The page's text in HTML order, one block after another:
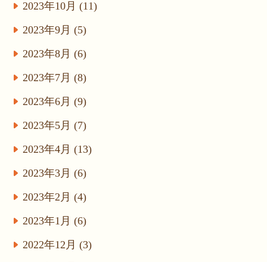
2023年10月 (11)
2023年9月 (5)
2023年8月 (6)
2023年7月 (8)
2023年6月 (9)
2023年5月 (7)
2023年4月 (13)
2023年3月 (6)
2023年2月 (4)
2023年1月 (6)
2022年12月 (3)